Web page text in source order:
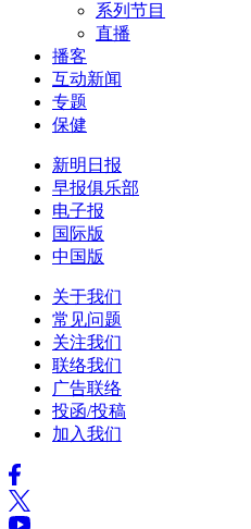
系列节目
直播
播客
互动新闻
专题
保健
新明日报
早报俱乐部
电子报
国际版
中国版
关于我们
常见问题
关注我们
联络我们
广告联络
投函/投稿
加入我们